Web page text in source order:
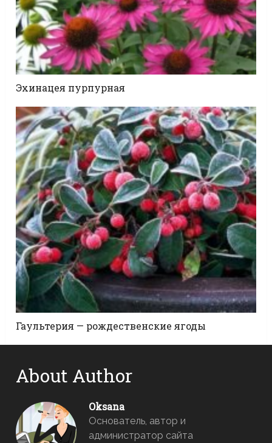
Эхинацея пурпурная
Гаультерия — рождественские ягоды
About Author
Oksana
Основатель, автор и
администратор сайта